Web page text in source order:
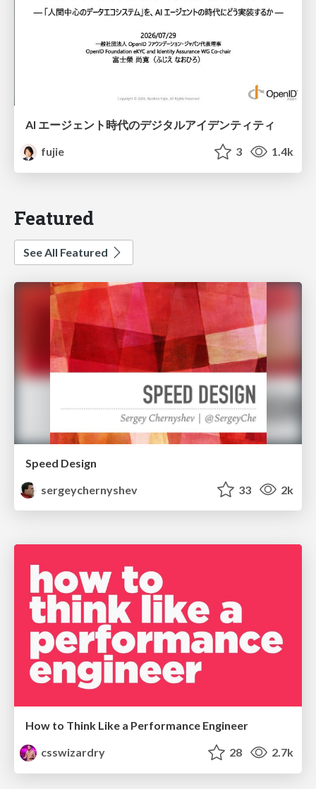
AI エージェント時代のデジタルアイデンティティ
fujie
3 1.4k
Featured
See All Featured
Speed Design
sergeychernyshev
33 2k
How to Think Like a Performance Engineer
csswizardry
28 2.7k